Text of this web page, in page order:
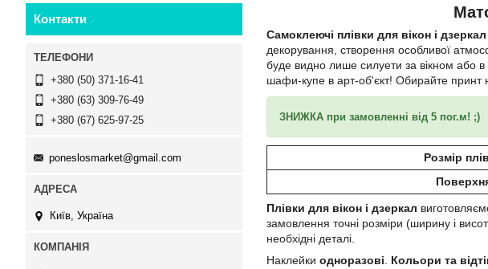
Самоклеючі плівки для вікон і дзеркал
декорування, створення особливої
буде видно лише силуети за вікном або в
шафи-купе в арт-об'єкт! Обирайте принт
ЗНИЖКА при замовленні від 5 пог.м! ;)
Розмір
Плівки для вікон і дзеркал
замовлення точні розміри (ширину і
необхідні деталі.
Наклейки одноразові Кольори та
Контакти
+380 (50) 371-16-41
+380 (63) 309-76-49
+380 (67) 625-97-25
poneslosmarket@gmail.com
Київ, Україна